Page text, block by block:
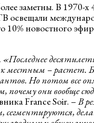
заметны. В 1970-
освещали
10% новостного
«Последнее
местным – растет.
Но потом все
почему они вообще
France Soir. –В